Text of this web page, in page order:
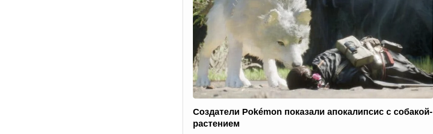
Создатели Pokémon показали апокалипсис с собакой-
растением